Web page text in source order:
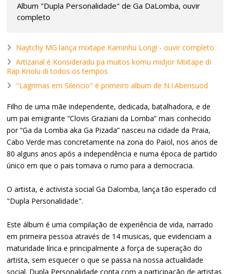
Album "Dupla Personalidade" de Ga DaLomba, ouvir
completo
Naytchy MG lança mixtape Kaminhu Longi - ouvir completo
Artizanal é Konsideradu pa muitos komu midjor Mixtape di
Rap Kriolu di todos os tempos
"Lagrimas em Silencio" é primeiro album de N.I.Abensuod
Filho de uma mãe independente, dedicada, batalhadora, e de
um pai emigrante “Clovis Graziani da Lomba” mais conhecido
por “Ga da Lomba aka Ga Pizada” nasceu na cidade da Praia,
Cabo Verde mas concretamente na zona do Paiol, nos anos de
80 alguns anos após a independência e numa época de partido
único em que o pais tomava o rumo para a democracia.
O artista, e activista social Ga Dalomba, lança tão esperado cd
"Dupla Personalidade".
Este álbum é uma compilação de experiência de vida, narrado
em primeira pessoa através de 14 musicas, que evidenciam a
maturidade lírica e principalmente a força de superação do
artista, sem esquecer o que se passa na nossa actualidade
social. Dupla Personalidade conta com a participação de artistas